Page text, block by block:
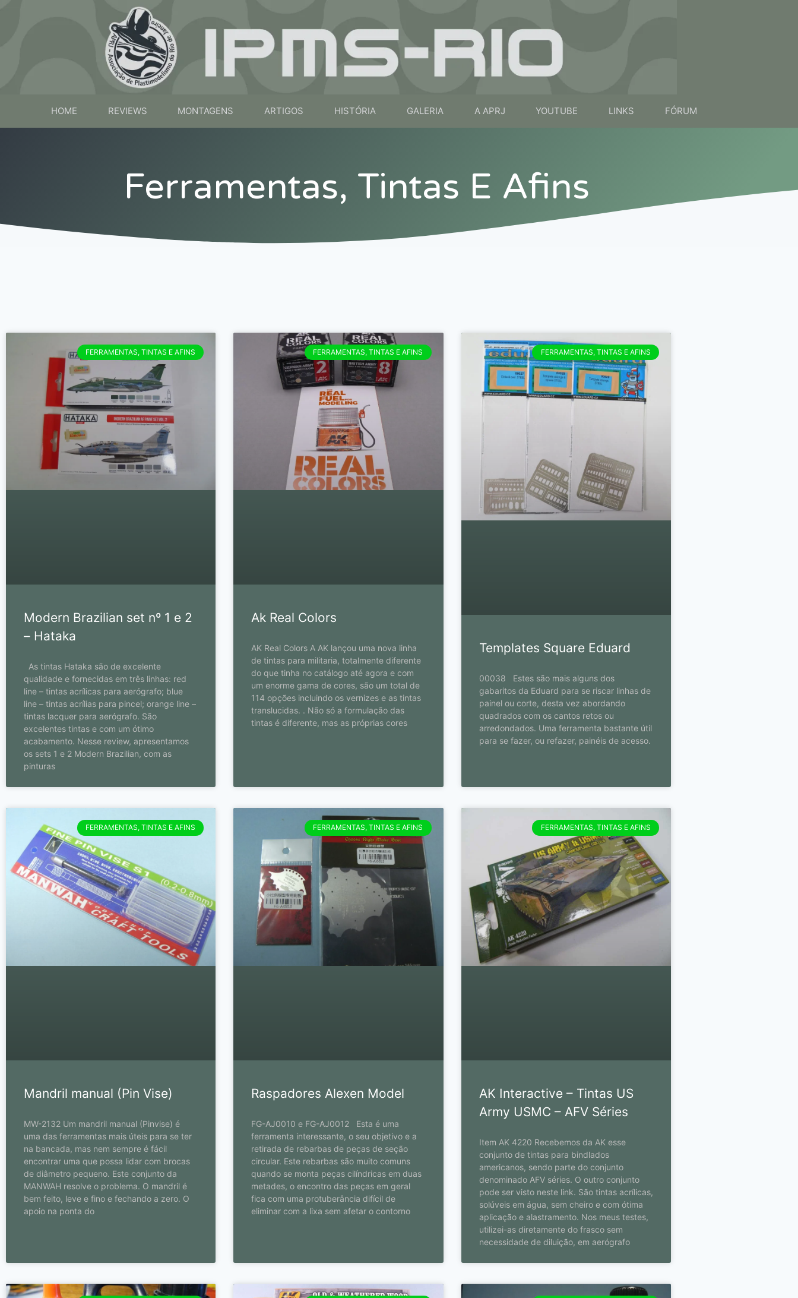
HOME REVIEWS MONTAGENS ARTIGOS HISTÓRIA GALERIA A APRJ YOUTUBE LINKS FÓRUM
Ferramentas, Tintas E Afins
FERRAMENTAS, TINTAS E AFINS
Modern Brazilian set nº 1 e 2
– Hataka
As tintas Hataka são de excelente
qualidade e fornecidas em três linhas: red
line – tintas acrílicas para aerógrafo; blue
line – tintas acrílias para pincel; orange line –
tintas lacquer para aerógrafo. São
excelentes tintas e com um ótimo
acabamento. Nesse review, apresentamos
os sets 1 e 2 Modern Brazilian, com as
pinturas
FERRAMENTAS, TINTAS E AFINS
Ak Real Colors
AK Real Colors A AK lançou uma nova linha
de tintas para militaria, totalmente diferente
do que tinha no catálogo até agora e com
um enorme gama de cores, são um total de
114 opções incluindo os vernizes e as tintas
translucidas. . Não só a formulação das
tintas é diferente, mas as próprias cores
FERRAMENTAS, TINTAS E AFINS
Templates Square Eduard
00038 Estes são mais alguns dos
gabaritos da Eduard para se riscar linhas de
painel ou corte, desta vez abordando
quadrados com os cantos retos ou
arredondados. Uma ferramenta bastante útil
para se fazer, ou refazer, painéis de acesso.
FERRAMENTAS, TINTAS E AFINS
Mandril manual (Pin Vise)
MW-2132 Um mandril manual (Pinvise) é
uma das ferramentas mais úteis para se ter
na bancada, mas nem sempre é fácil
encontrar uma que possa lidar com brocas
de diâmetro pequeno. Este conjunto da
MANWAH resolve o problema. O mandril é
bem feito, leve e fino e fechando a zero. O
apoio na ponta do
FERRAMENTAS, TINTAS E AFINS
Raspadores Alexen Model
FG-AJ0010 e FG-AJ0012 Esta é uma
ferramenta interessante, o seu objetivo e a
retirada de rebarbas de peças de seção
circular. Este rebarbas são muito comuns
quando se monta peças cilíndricas em duas
metades, o encontro das peças em geral
fica com uma protuberância difícil de
eliminar com a lixa sem afetar o contorno
FERRAMENTAS, TINTAS E AFINS
AK Interactive – Tintas US
Army USMC – AFV Séries
Item AK 4220 Recebemos da AK esse
conjunto de tintas para bindlados
americanos, sendo parte do conjunto
denominado AFV séries. O outro conjunto
pode ser visto neste link. São tintas acrílicas,
solúveis em água, sem cheiro e com ótima
aplicação e alastramento. Nos meus testes,
utilizei-as diretamente do frasco sem
necessidade de diluição, em aerógrafo